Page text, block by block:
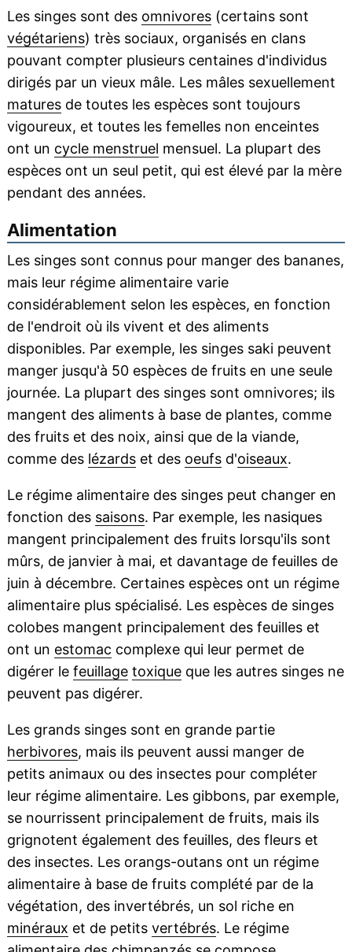
Les singes sont des omnivores(certains sont
végétariens) très sociaux, organisés en clans
pouvant compter plusieurs centaines d'individus
dirigés par un vieux mâle. Les mâles sexuellement
maturesde toutes les espèces sont toujours
vigoureux, et toutes les femelles non enceintes
ont un cycle menstruel mensuel. La plupart des
espèces ont un seul petit, qui est élevé par la mère
pendant des années.
Alimentation
Les singes sont connus pour manger des bananes,
mais leur régime alimentaire varie
considérablement selon les espèces, en fonction
de l'endroit où ils vivent et des aliments
disponibles. Par exemple, les singes saki peuvent
manger jusqu'à 50 espèces de fruits en une seule
journée. La plupart des singes sont omnivores; ils
mangent des aliments à base de plantes, comme
des fruits et des noix, ainsi que de la viande,
comme des lézardset des oeufsd'oiseaux.
Le régime alimentaire des singes peut changer en
fonction des saisons. Par exemple, les nasiques
mangent principalement des fruits lorsqu'ils sont
mûrs, de janvier à mai, et davantage de feuilles de
juin à décembre. Certaines espèces ont un régime
alimentaire plus spécialisé. Les espèces de singes
colobes mangent principalement des feuilles et
ont un estomac complexe qui leur permet de
digérer le feuillage toxiqueque les autres singes ne
peuvent pas digérer.
Les grands singes sont en grande partie
herbivores, mais ils peuvent aussi manger de
petits animaux ou des insectes pour compléter
leur régime alimentaire. Les gibbons, par exemple,
se nourrissent principalement de fruits, mais ils
grignotent également des feuilles, des fleurs et
des insectes. Les orangs-outans ont un régime
alimentaire à base de fruits complété par de la
végétation, des invertébrés, un sol riche en
minéraux et de petits vertébrés. Le régime